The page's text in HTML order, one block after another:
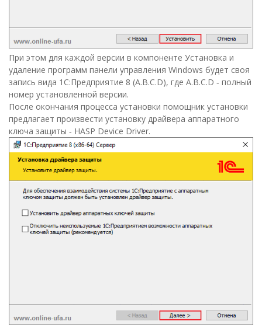
При этом для каждой версии в компоненте Установка и
удаление программ панели управления Windows будет своя
запись вида 1С:Предприятие 8 (A.B.C.D), где A.B.C.D ‑ полный
номер установленной версии.
После окончания процесса установки помощник установки
предлагает произвести установку драйвера аппаратного
ключа защиты ‑ HASP Device Driver.